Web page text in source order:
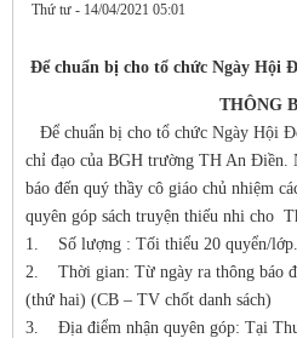
Thứ tư - 14/04/2021 05:01
Để chuẩn bị cho tổ chức Ngày Hội
THÔNG
Để chuẩn bị cho tổ chức Ngày Hội
chỉ đạo của BGH trường TH An Điền.
báo đến quý thầy cô giáo chủ nhiệm
quyên góp sách truyện thiếu nhi cho
1. Số lượng : Tối thiểu 20 quyển/lớp.
2. Thời gian: Từ ngày ra thông báo
(thứ hai) (CB – TV chốt danh sách)
3. Địa điểm nhận quyên góp: Tại